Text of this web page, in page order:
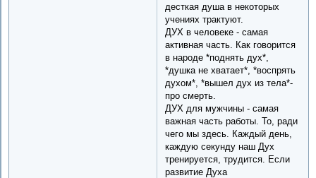
десткая душа в некоторых
учениях трактуют.
ДУХ в человеке - самая
активная часть. Как говорится
в народе *поднять дух*,
*душка не хватает*, *воспрять
духом*, *вышел дух из тела*-
про смерть.
ДУХ для мужчины - самая
важная часть работы. То, ради
чего мы здесь. Каждый день,
каждую секунду наш Дух
тренируется, трудится. Если
развитие Духа